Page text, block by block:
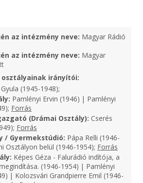
az intézmény neve: Magyar Rádió
az intézmény neve: Magyar
osztályainak irányítói:
(1945-1948);
Pamlényi Ervin (1946) | Pamlényi
Forrás
(Drámai Osztály): Cserés
Forrás
/ Gyermekstúdió: Pápa Relli (1946-
Osztályon belül (1946-1954); Forrás
Képes Géza - Falurádió indítója, a
(1946-1954) | Pamlényi
| Kolozsvári Grandpierre Emil (1946-